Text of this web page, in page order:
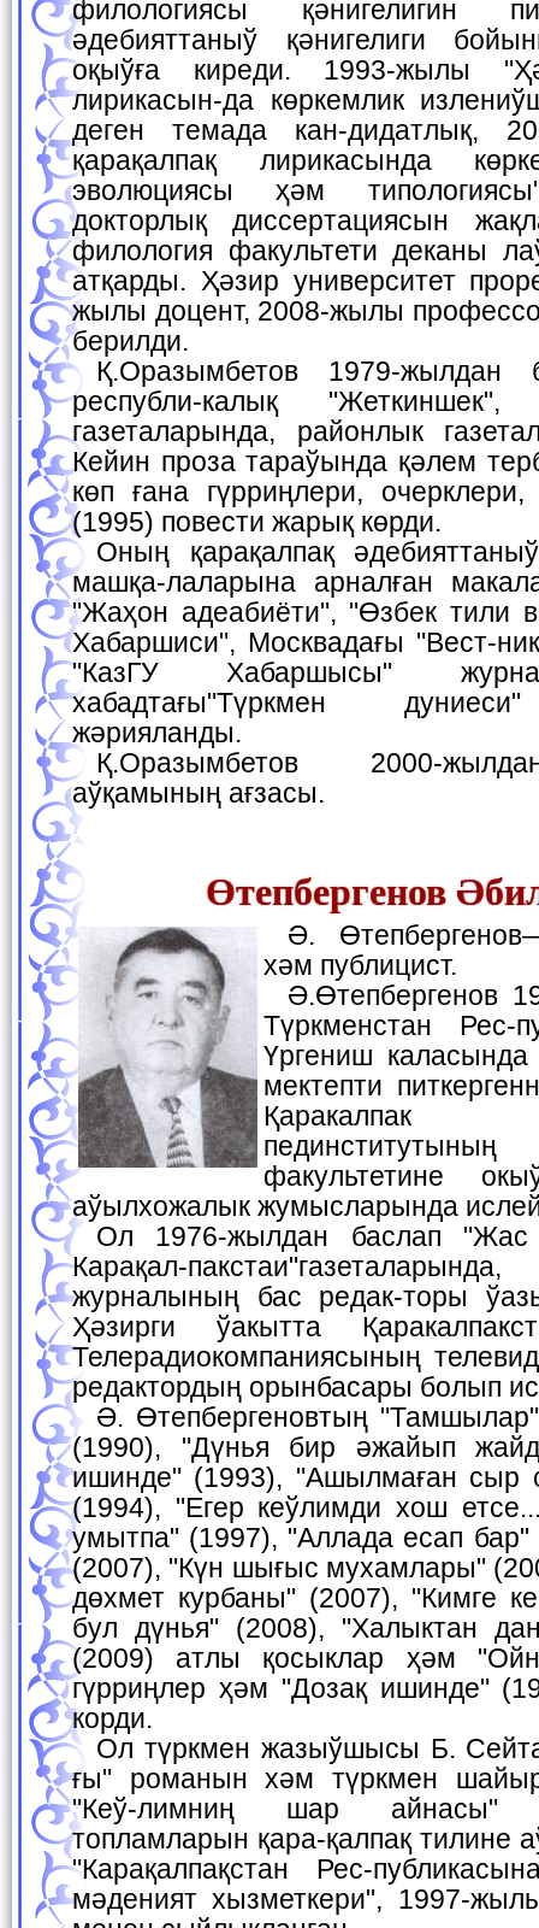
филологиясы қәнигелигин
әдебияттаныў қәнигелиги
оқыўға киреди. 1993-жылы
лирикасын-да көркемлик
деген темада кан-дидатлық,
қарақалпақ лирикасында
эволюциясы ҳәм
докторлық диссертациясын
филология факультети деканы
атқарды. Ҳәзир университет
жылы доцент, 2008-жылы
берилди.
Қ.Оразымбетов 1979-жылдан баслап қосыклары
республи-калық
газеталарында, районлык
Кейин проза тараўында қәлем
көп ғана гүрриңлери,
(1995) повести жарық көрди.
Оның қарақалпақ әдебияттаныў илиминиң актуал
машқа-лаларына арналған
"Жаҳон адеабиёти", "Өзбек тили
Хабаршиси", Москвадағы "Вест-
"КазГУ Хабаршысы"
хабадтағы"Түркмен
жәрияланды.
Қ.Оразымбетов 2000-жылдан Жазыўшылар
аўқамының ағзасы.
Өтепбергенов
Ә. Өтепбергенов—шайыр, жазыўшы
хәм публицист.
Ә.Өтепбергенов 1951-жылы 5- майда
Түркменстан Рес-
Үргениш
мектепти
Қаракалпак
факультетине
аўылхожалык жумысларында
Ол 1976-жылдан баслап "Жас Ленинши", "Еркин
Карақал-
журналының бас редак-торы
Ҳәзирги ўакытта
Телерадиокомпаниясының
редактордың орынбасары болып
Ә. Өтепбергеновтың "Тамшылар" (1982), "Булаклар"
(1990), "Дүнья бир әжайып
ишинде" (1993), "Ашылмаған сыр
(1994), "Егер кеўлимди хош
умытпа" (1997), "Аллада есап
(2007), "Күн шығыс мухамлары"
дөхмет курбаны" (2007), "Кимге
бул дүнья" (2008), "Халыктан
(2009) атлы қосыклар ҳәм
гүрриңлер ҳәм "Дозақ ишинде"
корди.
Ол түркмен жазыўшысы Б. Сейтаковтың "Кыз салы-
ғы" романын хәм түркмен
"Кеў-лимниң шар айнасы"
топламларын қара-қалпақ тилине
"Карақалпақстан Рес-
мәденият хызметкери", 1997-